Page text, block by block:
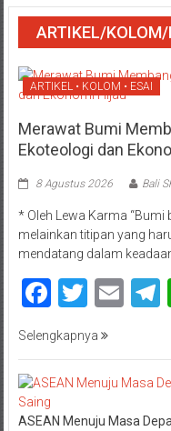
ARTIKEL/KOLOM/
ARTIKEL • KOLOM • ESAI
Merawat Bumi
Ekoteologi dan
8 Agustus 2026 Bali
* Oleh Lewa Karma
melainkan titipan yang
mendatang dalam
Selengkapnya
ASEAN Menuju Masa